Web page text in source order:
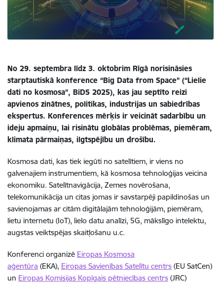
No 29. septembra līdz 3. oktobrim Rīgā norisināsies
starptautiskā konference “Big Data from Space” (“Lielie
dati no kosmosa”, BiDS 2025), kas jau septīto reizi
apvienos zinātnes, politikas, industrijas un sabiedrības
ekspertus. Konferences mērķis ir veicināt sadarbību un
ideju apmaiņu, lai risinātu globālas problēmas, piemēram,
klimata pārmaiņas, ilgtspējību un drošību.
Kosmosa dati, kas tiek iegūti no satelītiem, ir viens no
galvenajiem instrumentiem, kā kosmosa tehnoloģijas veicina
ekonomiku. Satelītnavigācija, Zemes novērošana,
telekomunikācija un citas jomas ir savstarpēji papildinošas un
savienojamas ar citām digitālajām tehnoloģijām, piemēram,
lietu internetu (IoT), lielo datu analīzi, 5G, mākslīgo intelektu,
augstas veiktspējas skaitļošanu u.c.
Konferenci organizē Eiropas Kosmosa
aģentūra (EKA), Eiropas Savienības Satelītu centrs (EU SatCen)
un Eiropas Komisijas Kopīgais pētniecības centrs (JRC)